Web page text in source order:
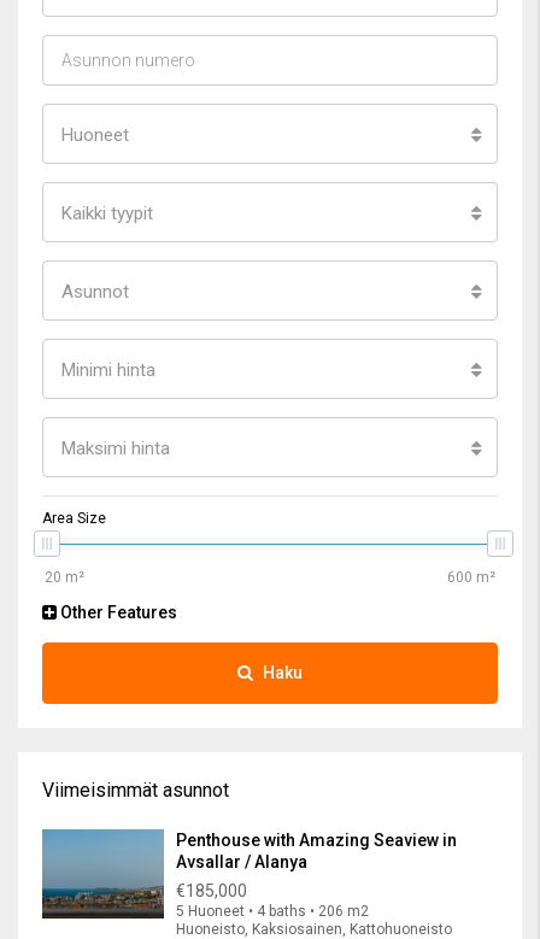
Huoneet
Kaikki tyypit
Asunnot
Minimi hinta
Maksimi hinta
Area Size
Other Features
Haku
Viimeisimmät asunnot
Penthouse with Amazing Seaview in
Avsallar / Alanya
€185,000
5 Huoneet • 4 baths • 206 m2
Huoneisto, Kaksiosainen, Kattohuoneisto